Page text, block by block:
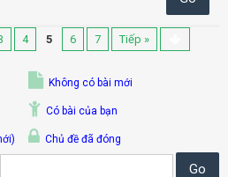
4 5 6 7 Tiếp »
Không có bài mới
Có bài của bạn
Chủ đề đã đóng